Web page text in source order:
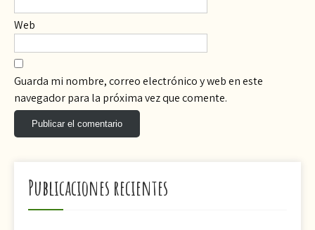
Web
Guarda mi nombre, correo electrónico y web en este
navegador para la próxima vez que comente.
Publicaciones recientes